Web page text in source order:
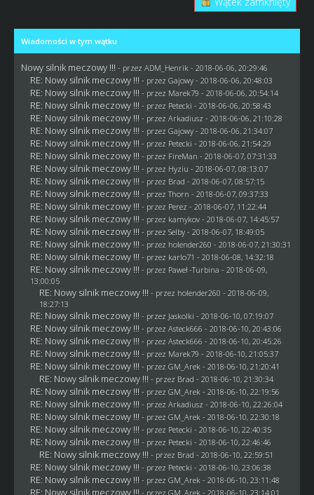
Wiadomości w tym wątku
Nowy silnik meczowy !!! - przez ADM_Henrik - 2018-06-06, 20:29:46
RE: Nowy silnik meczowy !!! - przez Gajowy- 2018-06-06, 20:48:03
RE: Nowy silnik meczowy !!! - przez Marek79 - 2018-06-06, 20:54:14
RE: Nowy silnik meczowy !!! - przez Petecki - 2018-06-06, 20:58:43
RE: Nowy silnik meczowy !!! - przez Arkadiusz - 2018-06-06, 21:10:28
RE: Nowy silnik meczowy !!! - przez Gajowy- 2018-06-06, 21:34:07
RE: Nowy silnik meczowy !!! - przez Petecki - 2018-06-06, 21:54:29
RE: Nowy silnik meczowy !!! - przez FireMan - 2018-06-07, 07:31:33
RE: Nowy silnik meczowy !!! - przez Hyziu - 2018-06-07, 08:13:07
RE: Nowy silnik meczowy !!! - przez Brad - 2018-06-07, 08:57:15
RE: Nowy silnik meczowy !!! - przezThorn - 2018-06-07, 09:37:33
RE: Nowy silnik meczowy !!! - przez Perez - 2018-06-07, 11:22:44
RE: Nowy silnik meczowy !!! - przez kamykov- 2018-06-07, 14:45:57
RE: Nowy silnik meczowy !!! - przez Selby- 2018-06-07, 18:49:05
RE: Nowy silnik meczowy !!! - przez holender260 - 2018-06-07, 21:30:31
RE: Nowy silnik meczowy !!! - przez karlo71 - 2018-06-08, 14:32:18
RE: Nowy silnik meczowy !!! - przez Paweł -Turbina - 2018-06-09,
13:00:05
RE: Nowy silnik meczowy !!! - przez holender260 - 2018-06-09,
18:27:13
RE: Nowy silnik meczowy !!! - przez Jaskolki - 2018-06-10, 07:19:07
RE: Nowy silnik meczowy !!! - przez Asteck666 - 2018-06-10, 20:43:06
RE: Nowy silnik meczowy !!! - przez Asteck666 - 2018-06-10, 20:45:26
RE: Nowy silnik meczowy !!! - przez Marek79 - 2018-06-10, 21:05:37
RE: Nowy silnik meczowy !!! - przez GM_Arek - 2018-06-10, 21:20:41
RE: Nowy silnik meczowy !!! - przez Brad - 2018-06-10, 21:30:34
RE: Nowy silnik meczowy !!! - przez GM_Arek - 2018-06-10, 22:19:56
RE: Nowy silnik meczowy !!! - przez Arkadiusz - 2018-06-10, 22:26:04
RE: Nowy silnik meczowy !!! - przez GM_Arek - 2018-06-10, 22:30:18
RE: Nowy silnik meczowy !!! - przez Petecki - 2018-06-10, 22:40:35
RE: Nowy silnik meczowy !!! - przez Petecki - 2018-06-10, 22:46:46
RE: Nowy silnik meczowy !!! - przez Brad - 2018-06-10, 22:59:51
RE: Nowy silnik meczowy !!! - przez Petecki - 2018-06-10, 23:06:38
RE: Nowy silnik meczowy !!! - przez GM_Arek - 2018-06-10, 23:11:48
RE: Nowy silnik meczowy !!! - przez GM_Arek - 2018-06-10, 23:14:01